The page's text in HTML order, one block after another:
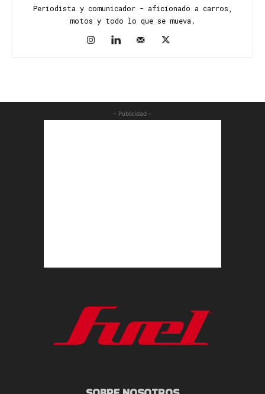
Periodista y comunicador - aficionado a carros,
motos y todo lo que se mueva.
- Publicidad -